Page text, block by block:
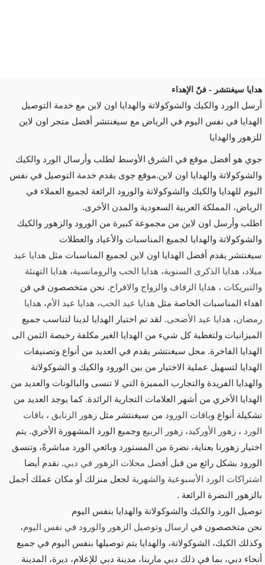
هدايا سيغنتشر - فنّ الإهداء
أرسل الورد والكيك والشوكولاتة والهدايا اون لاين مع خدمة التوصيل
الهدايا في نفس اليوم في الرياض مع سيغنتشر أفضل متجر اون لاين
للزهور والهدايا
جوي هو أفضل موقع في الشرق الأوسط لطلب وأرسال الورد والكيك
والشوكولاتة والهدايا اون لاين.موقع جوى يقدم خدمة التوصيل في نفس
اليوم للهدايا والكيك والشوكولاتة والورود الرائعة لجميع العملاء في
الرياض، المملكة العربية السعودية والمدن الأخرى.
اطلب وأرسل اون لاين من مجموعة كبيرة من الورود والزهور والكيك
والشوكولاتة والهدايا لجميع المناسبات والأعياد والعطلات
سيغنتشر يقدم أفضل الهدايا اون لاين لجميع المناسبات مثل هدايا عيد
ميلاد، هدايا الذكرى السنوية، هدايا الحب والرومانسية، هدايا التهنئة
والتبريكات ، هدايا الزفاف والزواج والافراح. نحن متخصصون في فن
اهداء المناسبات الخاصة مثل هدايا عيد الحب، هدايا عيد الأم، هدايا
رمضان، هدايا عيد الأضحى. لقد تم اختيار الهدايا لدينا لتناسب جميع
الميزانيات ولتغطية كل شيء من الهدايا الغير مكلفة رخيصة الثمن الى
الهدايا الفاخرة. محل سيغنتشر يقدم في العديد من أنواع وتصنيفات
الهدايا لتسهيل عملية الاختيار من بين الورود والكيك و الشوكولاتة
والهدايا الفريدة والتجارب المميزة التي لا تنسى والبالونات والعديد من
الهدايا الأخري من أشهر العلامات التجارية الرائدة. كما يوجد العديد من
تشكيلة أنواع وباقات الورود من سيغنتشر مثل زهور الزنابق ، باقات
الورد ، زهور الأوركيد، زهور الربيع وجميع الورد المشهورة الأخري. يتم
اختيار زهورنا بعناية، نضرة من المستورد وبائعي الورد مباشرةً، وتنسق
الورود بشكل رائع من قبل
أفضل محلات الزهور في دبي. نقدم أيضا
اشتراكات الورد الأسبوعية والشهرية لجعل منزلك أو مكان عملك أجمل
بالزهور النضرة الرائعة .
توصيل الورد والكيك والشوكولاتة والهدايا بنفس اليوم
نحن متخصصون في ارسال وتوصيل الزهور والورود في نفس اليوم،
وكذلك الكيك، الشوكولاتة، والهدايا يتم توصيلها بنفس اليوم في جميع
أنحاء دبي، بما في ذلك دبي مارينا، مدينة دبي للإعلام، ديرة، المدينة